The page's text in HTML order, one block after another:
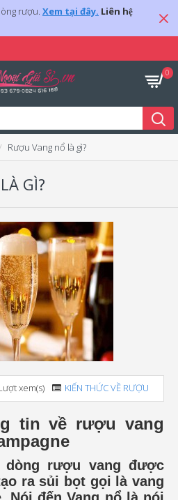
rượu. Xem tại đây. Liên hệ
0
Rượu Vang nổ là gì?
GÌ?
xem(s) KIẾN THỨC VỀ RƯỢU
tin về rượu vang
dòng rượu vang được
ra sủi bọt gọi là vang
Nói đến Vang nổ là nói